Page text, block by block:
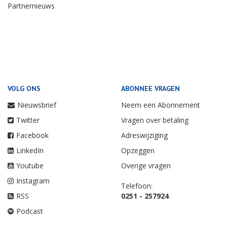
Partnernieuws
VOLG ONS
Nieuwsbrief
Twitter
Facebook
LinkedIn
Youtube
Instagram
RSS
Podcast
ABONNEE VRAGEN
Neem een Abonnement
Vragen over betaling
Adreswijziging
Opzeggen
Overige vragen
Telefoon:
0251 - 257924